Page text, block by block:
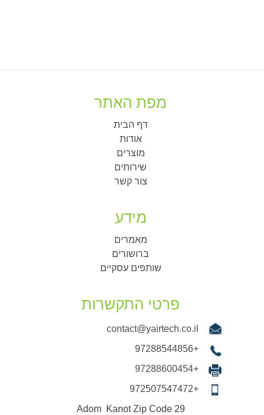
מפת האתר
דף הבית
אודות
מוצרים
שירותים
צור קשר
מידע
מאמרים
ברושורים
שותפים עסקיים
פרטי התקשרות
contact@yairtech.co.il
+97288544856
+97288600454
+972507547472
29 Adom Kanot Zip Code